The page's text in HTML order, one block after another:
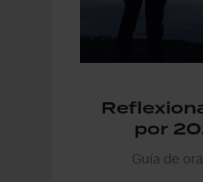
por
Guía de